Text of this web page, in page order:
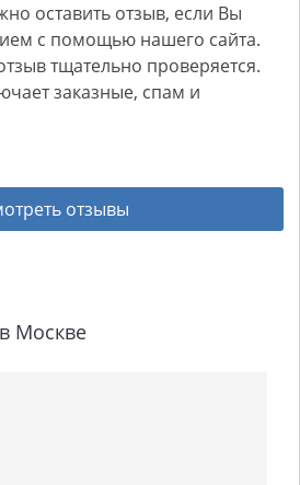
оставить отзыв, если Вы
с помощью нашего сайта.
тщательно проверяется.
заказные, спам и
отзывы
Москве